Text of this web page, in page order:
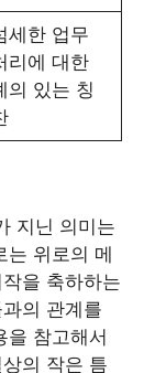
세한 업무
리에 대한
의 있는 칭
지닌 의미는
는 위로의 메
을 축하하는
의 관계를
을 참고해서
의 작은 틈